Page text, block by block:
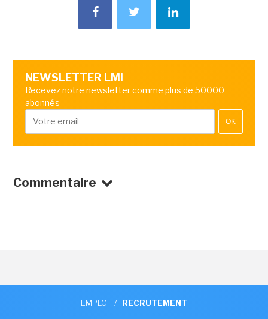
NEWSLETTER LMI
Recevez notre newsletter comme plus de 50000
abonnés
OK
Commentaire
EMPLOI / RECRUTEMENT